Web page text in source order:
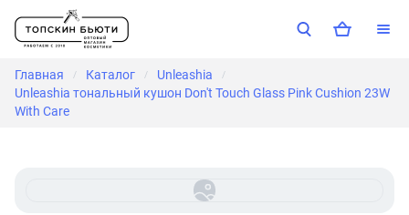
Главная / Каталог / Unleashia /
Unleashia тональный кушон Don't Touch Glass Pink Cushion 23W
With Care